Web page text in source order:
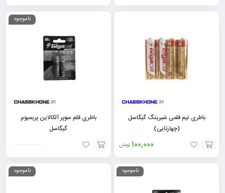
افزودن
افزودن
باطری نیم قلمی شیرینگ گیگاسل
(چهارتایی)
100,000 تومان
افزودن
ناموجود
باطری قلم سوپر آلکالاین پریمیوم
گیگاسل
افزودن
ناموجود ناموجود